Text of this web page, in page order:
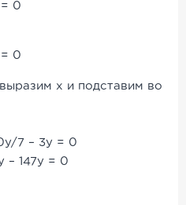
0
0
х и подставим во
7 – 3y = 0
– 147y = 0